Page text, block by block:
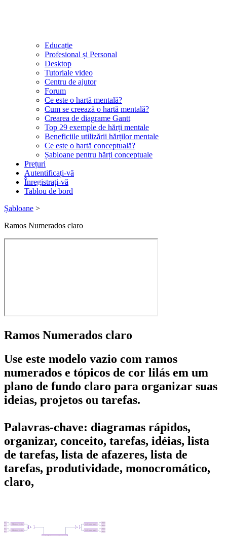
Educație
Profesional și Personal
Desktop
Tutoriale video
Centru de ajutor
Forum
Ce este o hartă mentală?
Cum se creează o hartă mentală?
Crearea de diagrame Gantt
Top 29 exemple de hărți mentale
Beneficiile utilizării hărților mentale
Ce este o hartă conceptuală?
Șabloane pentru hărți conceptuale
Prețuri
Autentificați-vă
Înregistrați-vă
Tablou de bord
Șabloane >
Ramos Numerados claro
Ramos Numerados claro
Use este modelo vazio com ramos
numerados e tópicos de cor lilás em um
plano de fundo claro para organizar suas
ideias, projetos ou tarefas.
Palavras-chave: diagramas rápidos,
organizar, conceito, tarefas, idéias, lista
de tarefas, lista de afazeres, lista de
tarefas, produtividade, monocromático,
claro,